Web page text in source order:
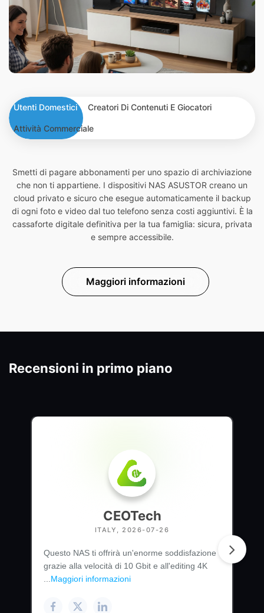
Utenti Domestici Creatori Di Contenuti E Giocatori
Attività Commerciale
Smetti di pagare abbonamenti per uno spazio di archiviazione
che non ti appartiene. I dispositivi NAS ASUSTOR creano un
cloud privato e sicuro che esegue automaticamente il backup
di ogni foto e video dal tuo telefono senza costi aggiuntivi. È la
cassaforte digitale definitiva per la tua famiglia: sicura, privata
e sempre accessibile.
Maggiori informazioni
Recensioni in primo piano
CEOTech
ITALY, 2026-07-26
Questo NAS ti offrirà un'enorme soddisfazione
grazie alla velocità di 10 Gbit e all'editing 4K
Maggiori informazioni